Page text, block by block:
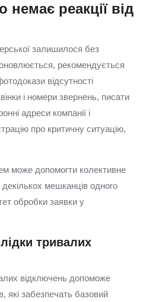
реакції від
залишилося без
оновлюється, рекомендується
відсутності
і номери звернень, писати
адреси компанії і
про критичну ситуацію,
може допомогти колективне
мешканців одного
обробки заявки у
тривалих
відключень допоможе
які забезпечать базовий